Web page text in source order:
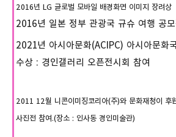
2016년 LG 글로벌 모바일 배경화면 이미지 장려상
2016년 일본 정부 관광국 규슈 여행 공
2021년 아시아문화(ACIPC) 아시아문화
수상 : 경인갤러리 오픈전시회 참여
2011 12월 니콘이미징코리아(주)와 문화재청이 후
사진전 참여.(장소 : 인사동 경인미술관)